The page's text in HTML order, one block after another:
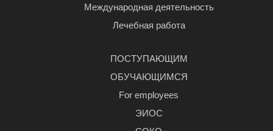
Международная деятельность
Лечебная работа
ПОСТУПАЮЩИМ
ОБУЧАЮЩИМСЯ
For employees
ЭИОС